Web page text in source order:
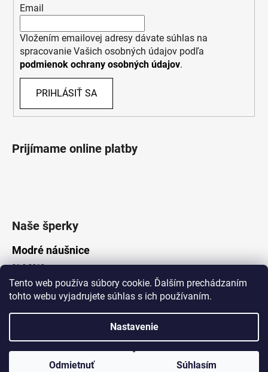
Tento web používa súbory cookie. Ďalším prechádzaním
tohto webu vyjadrujete súhlas s ich používaním.
Nastavenie
Odmietnuť Súhlasím
www.Lotka.sk - najkrajšie šperky za dobré ceny. Pri nákupe nad 50€
poštovné zdarma. Nakupujte s dôverou - naša spoločnosť je s
Email
Vložením emailovej adresy dávate súhlas na
spracovanie Vašich osobných údajov podľa
podmienok ochrany osobných údajov.
PRIHLÁSIŤ SA
Prijímame online platby
Naše šperky
Modré náušnice
21.8.2019
Vytvoril Shoptet
Lotka.sk. Všetky práva vyhradené.
Upraviť nastavenie cookies